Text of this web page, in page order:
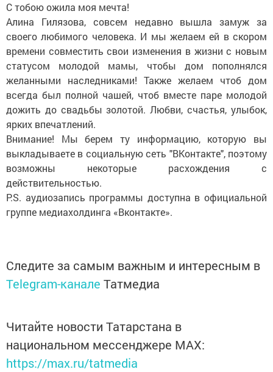
С тобою ожила моя мечта!
Алина Гилязова, совсем недавно вышла замуж за
своего любимого человека. И мы желаем ей в скором
времени совместить свои изменения в жизни с новым
статусом молодой мамы, чтобы дом пополнялся
желанными наследниками! Также желаем чтоб дом
всегда был полной чашей, чтоб вместе паре молодой
дожить до свадьбы золотой. Любви, счастья, улыбок,
ярких впечатлений.
Внимание! Мы берем ту информацию, которую вы
выкладываете в социальную сеть "ВКонтакте", поэтому
возможны некоторые расхождения с
действительностью.
P.S. аудиозапись программы доступна в официальной
группе медиахолдинга «Вконтакте».
Следите за самым важным и интересным в
Telegram-канале Татмедиа
Читайте новости Татарстана в
национальном мессенджере MАХ:
https://max.ru/tatmedia